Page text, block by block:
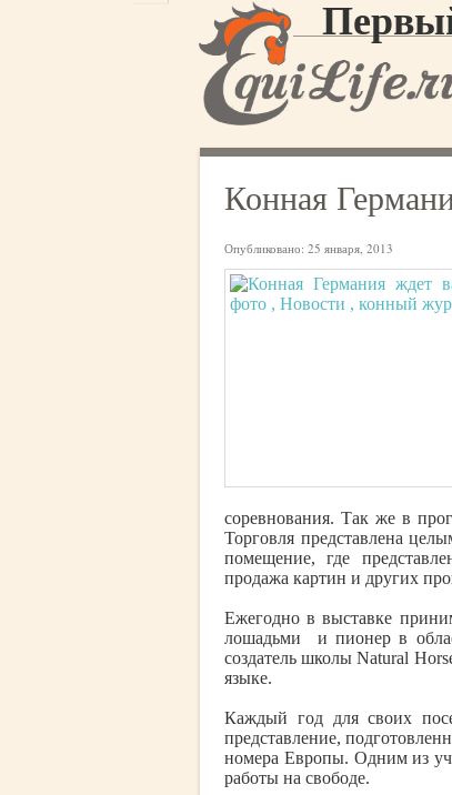
Конная
Опубликовано: 25 января, 2013
соревнования. Так же в
Торговля представлена
помещение, где
продажа картин и других
Ежегодно в выставке
лошадьми и пионер в
создатель школы Natural
языке.
Каждый год для своих
представление,
номера Европы. Одним из
работы на свободе.